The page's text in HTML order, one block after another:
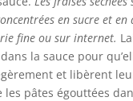
en sucre et en
fine ou sur internet.
la sauce pour
et libèrent
les pâtes égouttées